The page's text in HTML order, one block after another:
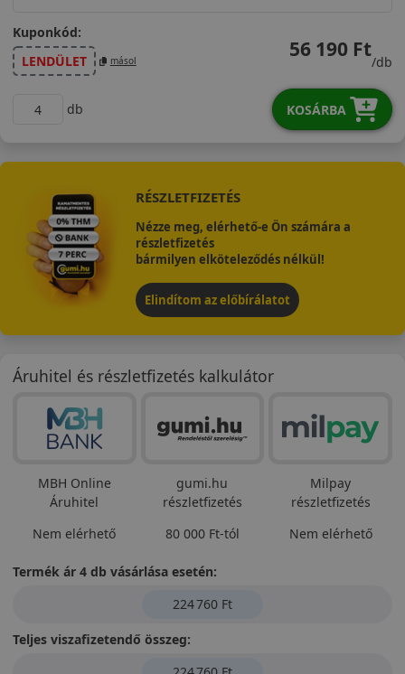
Kuponkód:
LENDÜLET
másol 56 190 Ft
/db
db KOSÁRBA
RÉSZLETFIZETÉS
Nézze meg, elérhető-e Ön számára a
részletfizetés
bármilyen elköteleződés nélkül!
Elindítom az előbírálatot
Áruhitel és részletfizetés kalkulátor
MBH Online
Áruhitel
Nem elérhető
gumi.hu
részletfizetés
80 000 Ft-tól
Milpay
részletfizetés
Nem elérhető
Termék ár 4 db vásárlása esetén:
224 760 Ft
Teljes viszafizetendő összeg: